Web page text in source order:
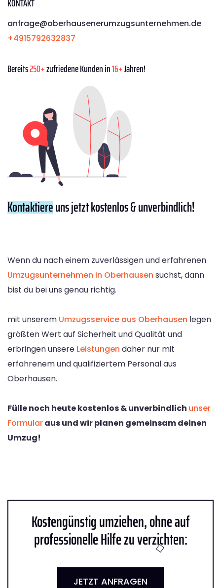
anfrage@oberhausenerumzugsunternehmen.de
+4915792632837
Bereits250+zufriedene Kunden in16+Jahren!
Kontaktiereuns jetzt kostenlos & unverbindlich!
Wenn du nach einem zuverlässigen und erfahrenen
Umzugsunternehmen in Oberhausen suchst, dann
bist du bei uns genau richtig.
mit unserem Umzugsservice aus Oberhausen legen
größten Wert auf Sicherheit und Qualität und
erbringen unsere Leistungen daher nur mit
erfahrenem und qualifiziertem Personal aus
Oberhausen.
Fülle noch heute kostenlos & unverbindlich unser
Formularaus und wir planen gemeinsam deinen
Umzug!
Kostengünstig umziehen, ohne auf
professionelle Hilfe zu verzichten:
JETZT ANFRAGEN